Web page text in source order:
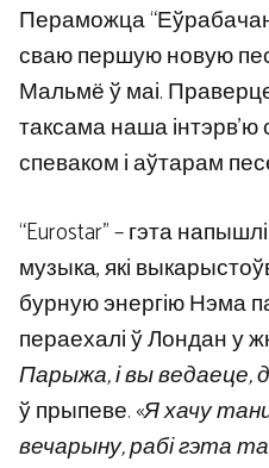
Пераможца
сваю першую новую
Мальмё ў маі. Праверце
таксама наша
спеваком і аўтарам
“Eurostar” – гэта
музыка, які
бурную энергію Нэма
пераехалі ў Лондан у
Парыжа, і вы ведаеце,
ў прыпеве. «Я хачу
вечарыну, рабі гэта